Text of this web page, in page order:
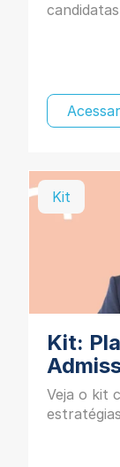
Kit
Kit:
Veja o kit